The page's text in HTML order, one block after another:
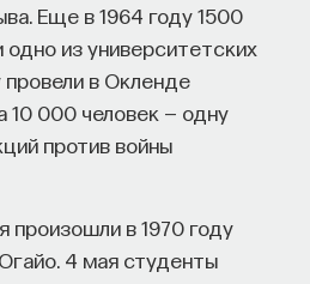
Еще в 1964 году 1500
одно из университетских
провели в Окленде
10 000 человек — одну
против войны
произошли в 1970 году
4 мая студенты